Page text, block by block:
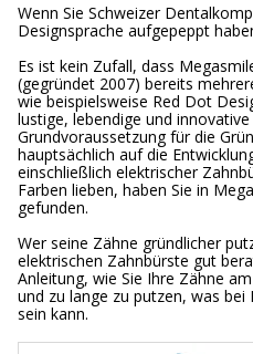
Wenn Sie Schweizer
Designsprache aufgepeppt
Es ist kein Zufall, dass
(gegründet 2007) bereits
wie beispielsweise Red Dot
lustige, lebendige und
Grundvoraussetzung für die
hauptsächlich auf die
einschließlich elektrischer
Farben lieben, haben Sie in
gefunden.
Wer seine Zähne gründlicher
elektrischen Zahnbürste gut
Anleitung, wie Sie Ihre Zähne
und zu lange zu putzen, was
sein kann.